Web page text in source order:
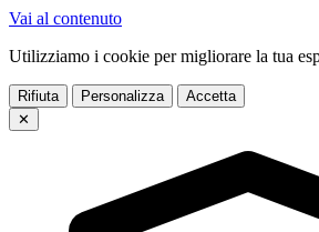
Vai al contenuto
Utilizziamo i cookie per migliorare la tua
Rifiuta Personalizza
Accetta
✕